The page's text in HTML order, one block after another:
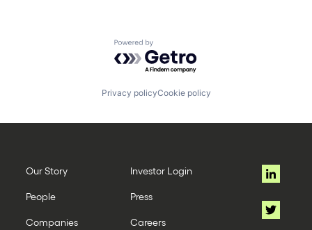
Powered by Getro.com
Privacy policyCookie policy
Our Story
People
Companies
Investor Login
Press
Careers